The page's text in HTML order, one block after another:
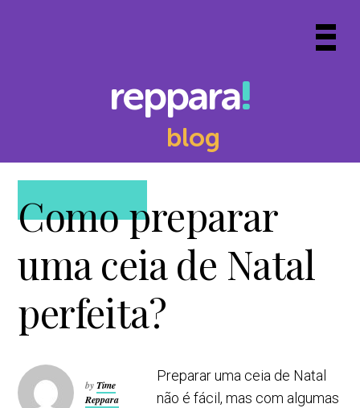
reppara
blog
Como preparar
uma ceia de Natal
perfeita?
byTime
Reppara
Preparar uma ceia de Natal
não é fácil, mas com algumas